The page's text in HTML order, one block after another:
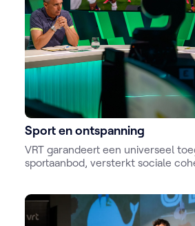
Sport en ontspanning
VRT garandeert een universeel
sportaanbod, versterkt sociale